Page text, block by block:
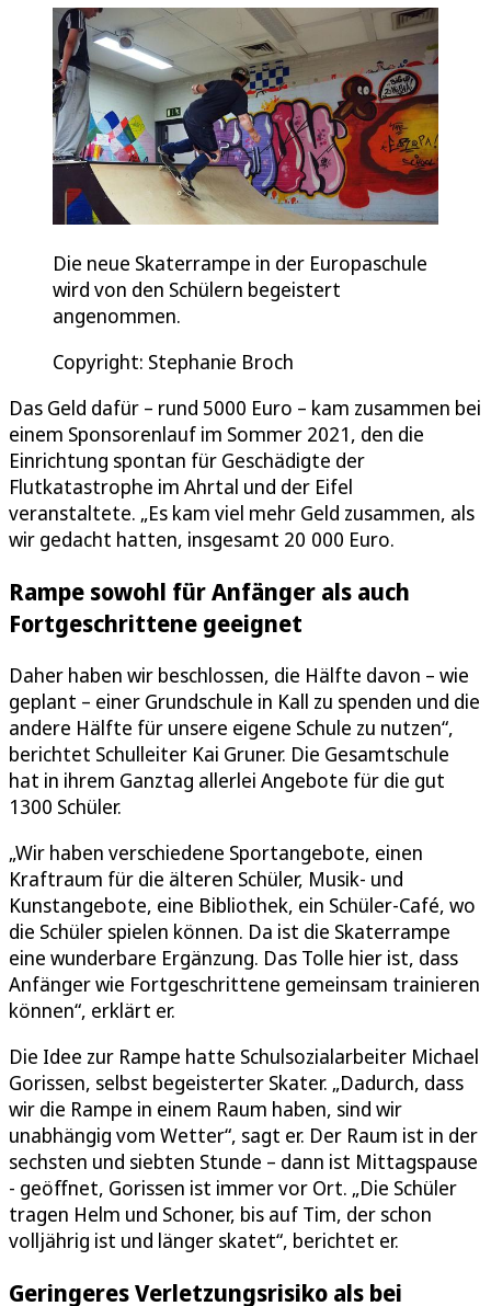
Die neue Skaterrampe in der Europaschule
wird von den Schülern begeistert
angenommen.
Copyright: Stephanie Broch
Das Geld dafür – rund 5000 Euro – kam zusammen bei
einem Sponsorenlauf im Sommer 2021, den die
Einrichtung spontan für Geschädigte der
Flutkatastrophe im Ahrtal und der Eifel
veranstaltete. „Es kam viel mehr Geld zusammen, als
wir gedacht hatten, insgesamt 20 000 Euro.
Rampe sowohl für Anfänger als auch
Fortgeschrittene geeignet
Daher haben wir beschlossen, die Hälfte davon – wie
geplant – einer Grundschule in Kall zu spenden und die
andere Hälfte für unsere eigene Schule zu nutzen“,
berichtet Schulleiter Kai Gruner. Die Gesamtschule
hat in ihrem Ganztag allerlei Angebote für die gut
1300 Schüler.
„Wir haben verschiedene Sportangebote, einen
Kraftraum für die älteren Schüler, Musik- und
Kunstangebote, eine Bibliothek, ein Schüler-Café, wo
die Schüler spielen können. Da ist die Skaterrampe
eine wunderbare Ergänzung. Das Tolle hier ist, dass
Anfänger wie Fortgeschrittene gemeinsam trainieren
können“, erklärt er.
Die Idee zur Rampe hatte Schulsozialarbeiter Michael
Gorissen, selbst begeisterter Skater. „Dadurch, dass
wir die Rampe in einem Raum haben, sind wir
unabhängig vom Wetter“, sagt er. Der Raum ist in der
sechsten und siebten Stunde – dann ist Mittagspause
- geöffnet, Gorissen ist immer vor Ort. „Die Schüler
tragen Helm und Schoner, bis auf Tim, der schon
volljährig ist und länger skatet“, berichtet er.
Geringeres Verletzungsrisiko als bei